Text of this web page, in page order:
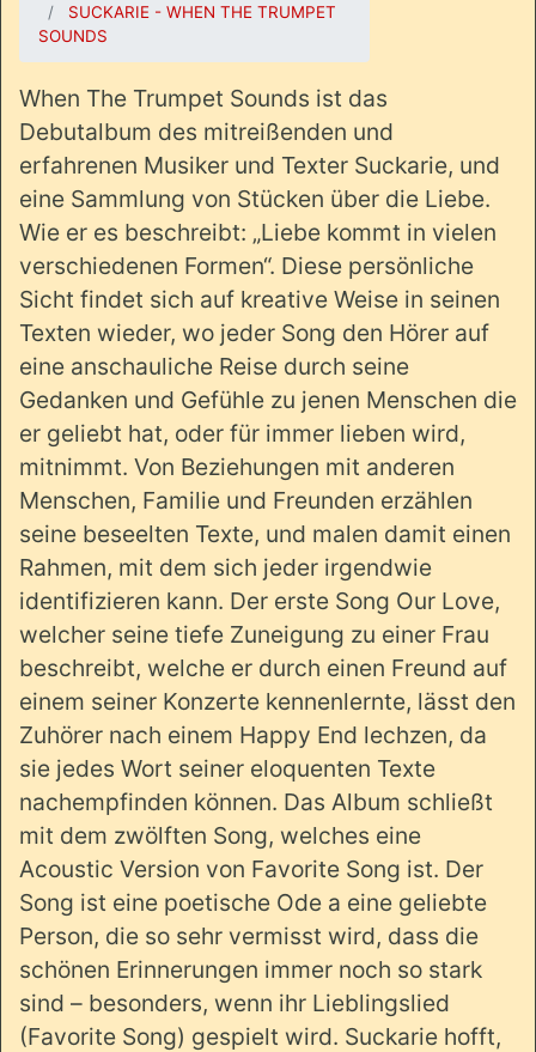
SUCKARIE - WHEN THE TRUMPET
SOUNDS
When The Trumpet Sounds ist das
Debutalbum des mitreißenden und
erfahrenen Musiker und Texter Suckarie, und
eine Sammlung von Stücken über die Liebe.
Wie er es beschreibt: „Liebe kommt in vielen
verschiedenen Formen“. Diese persönliche
Sicht findet sich auf kreative Weise in seinen
Texten wieder, wo jeder Song den Hörer auf
eine anschauliche Reise durch seine
Gedanken und Gefühle zu jenen Menschen die
er geliebt hat, oder für immer lieben wird,
mitnimmt. Von Beziehungen mit anderen
Menschen, Familie und Freunden erzählen
seine beseelten Texte, und malen damit einen
Rahmen, mit dem sich jeder irgendwie
identifizieren kann. Der erste Song Our Love,
welcher seine tiefe Zuneigung zu einer Frau
beschreibt, welche er durch einen Freund auf
einem seiner Konzerte kennenlernte, lässt den
Zuhörer nach einem Happy End lechzen, da
sie jedes Wort seiner eloquenten Texte
nachempfinden können. Das Album schließt
mit dem zwölften Song, welches eine
Acoustic Version von Favorite Song ist. Der
Song ist eine poetische Ode a eine geliebte
Person, die so sehr vermisst wird, dass die
schönen Erinnerungen immer noch so stark
sind – besonders, wenn ihr Lieblingslied
(Favorite Song) gespielt wird. Suckarie hofft,